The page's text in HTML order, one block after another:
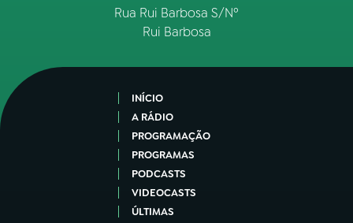
Rua Rui Barbosa S/Nº
Rui Barbosa
INÍCIO
A RÁDIO
PROGRAMAÇÃO
PROGRAMAS
PODCASTS
VIDEOCASTS
ÚLTIMAS